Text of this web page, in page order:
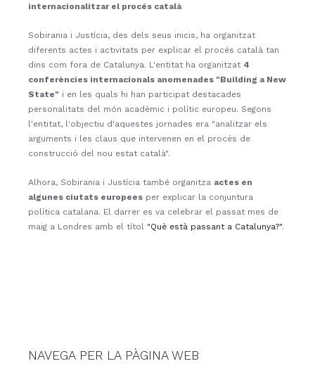
internacionalitzar el procés català
Sobirania i Justícia, des dels seus inicis, ha organitzat
diferents actes i activitats per explicar el procés català tan
dins com fora de Catalunya. L'entitat ha organitzat 4
conferències internacionals anomenades "Building a New
State" i en les quals hi han participat destacades
personalitats del món acadèmic i polític europeu. Segons
l'entitat, l'objectiu d'aquestes jornades era "analitzar els
arguments i les claus que intervenen en el procés de
construcció del nou estat català".
Alhora, Sobirania i Justícia també organitza actes en
algunes ciutats europees per explicar la conjuntura
política catalana. El darrer es va celebrar el passat mes de
maig a Londres amb el títol "Què està passant a Catalunya?".
NAVEGA PER LA PÀGINA WEB